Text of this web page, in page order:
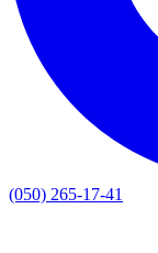
(050) 265-17-41